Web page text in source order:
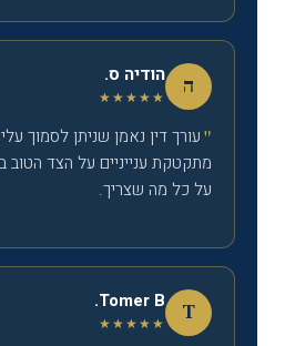
ה הודיה ס.
★★★★★
עורך דין נאמן שניתן לסמוך
מתקטקת ענייניים על הצד הטוב
על כל מה שצריך.
T
Tomer B.
★★★★★